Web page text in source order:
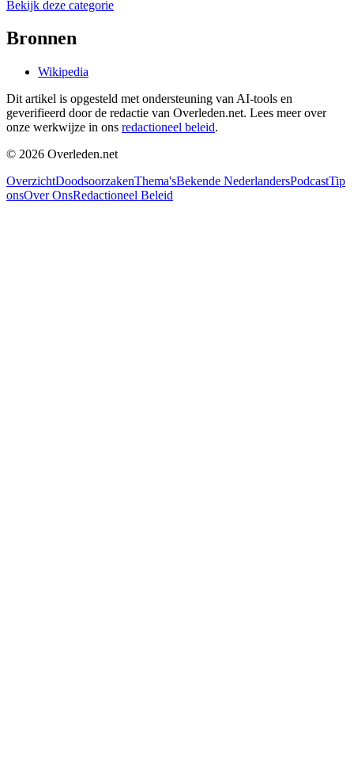
Bekijk deze categorie
Bronnen
Wikipedia
Dit artikel is opgesteld met ondersteuning van AI-tools en
geverifieerd door de redactie van Overleden.net. Lees meer over
onze werkwijze in ons redactioneel beleid.
© 2026 Overleden.net
OverzichtDoodsoorzakenThema'sBekende NederlandersPodcastTip
onsOver OnsRedactioneel Beleid